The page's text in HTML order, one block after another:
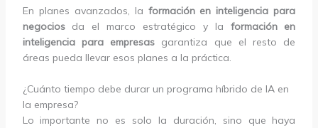
En planes avanzados, la formación en inteligencia para
negociosda el marco estratégico y la formación en
inteligencia para empresas garantiza que el resto de
áreas pueda llevar esos planes a la práctica.
¿Cuánto tiempo debe durar un programa híbrido de IA en
la empresa?
Lo importante no es solo la duración, sino que haya